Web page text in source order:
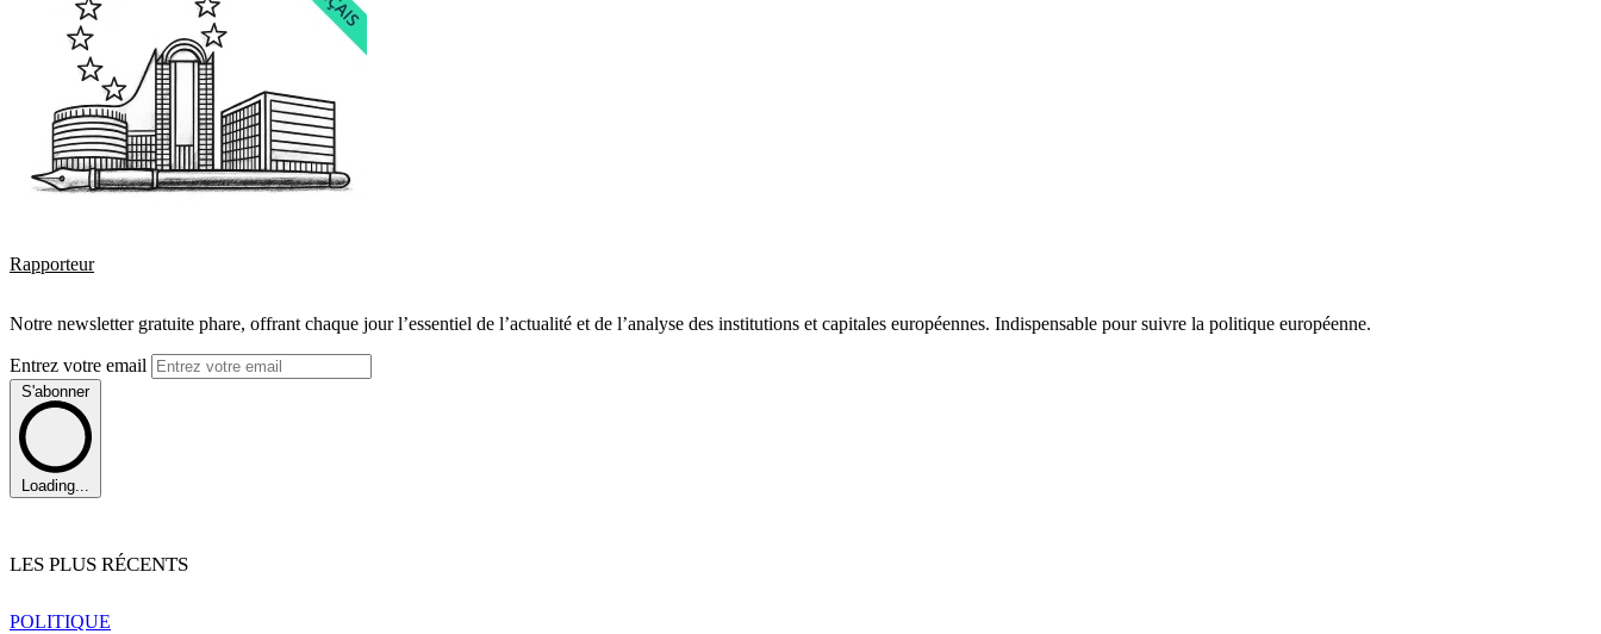
Rapporteur
Notre newsletter gratuite phare, offrant chaque jour l’essentiel de l’actualité et de l’analyse des institutions et capitales européennes. Indispensable pour suivre la politique européenne.
Entrez votre email
S'abonner
Loading...
LES PLUS RÉCENTS
POLITIQUE